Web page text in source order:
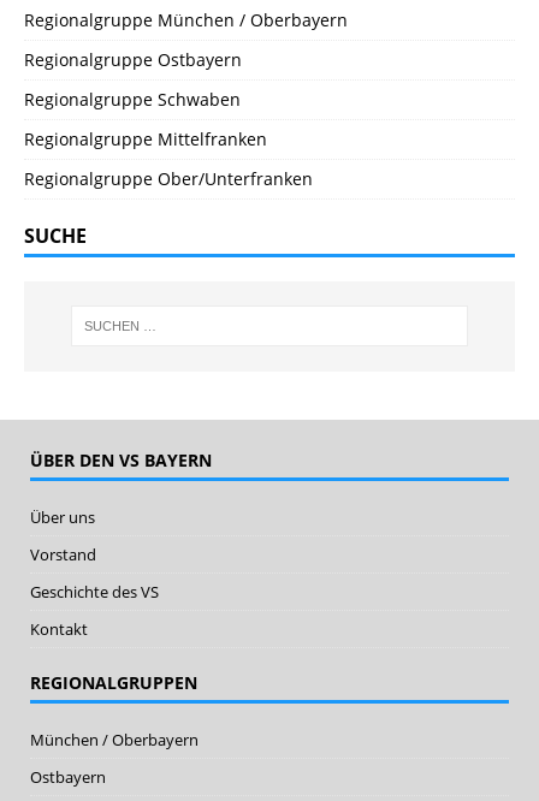
Regionalgruppe München / Oberbayern
Regionalgruppe Ostbayern
Regionalgruppe Schwaben
Regionalgruppe Mittelfranken
Regionalgruppe Ober/Unterfranken
SUCHE
ÜBER DEN VS BAYERN
Über uns
Vorstand
Geschichte des VS
Kontakt
REGIONALGRUPPEN
München / Oberbayern
Ostbayern